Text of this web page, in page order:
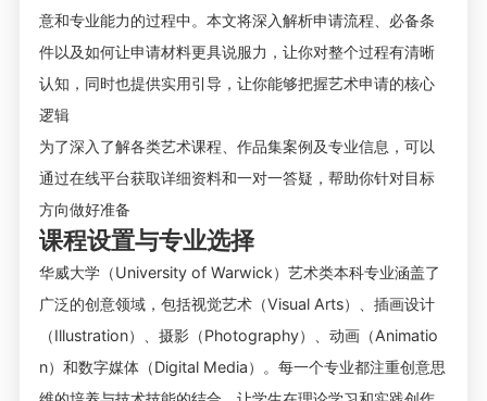
意和专业能力的过程中。本文将深入解析申请流程、必备条
件以及如何让申请材料更具说服力，让你对整个过程有清晰
认知，同时也提供实用引导，让你能够把握艺术申请的核心
逻辑
为了深入了解各类艺术课程、作品集案例及专业信息，可以
通过在线平台获取详细资料和一对一答疑，帮助你针对目标
方向做好准备
课程设置与专业选择
华威大学（University of Warwick）艺术类本科专业涵盖了
广泛的创意领域，包括视觉艺术（Visual Arts）、插画设计
（Illustration）、摄影（Photography）、动画（Animatio
n）和数字媒体（Digital Media）。每一个专业都注重创意思